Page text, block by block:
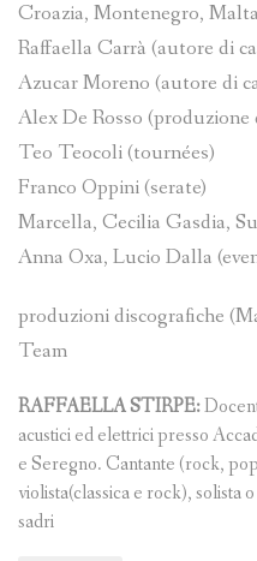
Croazia, Montenegro,
Raffaella Carrà (autore di
Azucar Moreno (autore di
Alex De Rosso (produzione
Teo Teocoli (tournées)
Franco Oppini (serate)
Marcella, Cecilia Gasdia,
Anna Oxa, Lucio Dalla
produzioni discografiche
Team
RAFFAELLA STIRPE:
acustici ed elettrici presso
e Seregno. Cantante (rock,
violista(classica e rock), solista
sadri